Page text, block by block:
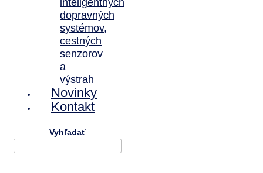
inteligentných
dopravných
systémov,
cestných
senzorov
a
výstrah
Novinky
Kontakt
Vyhľadať